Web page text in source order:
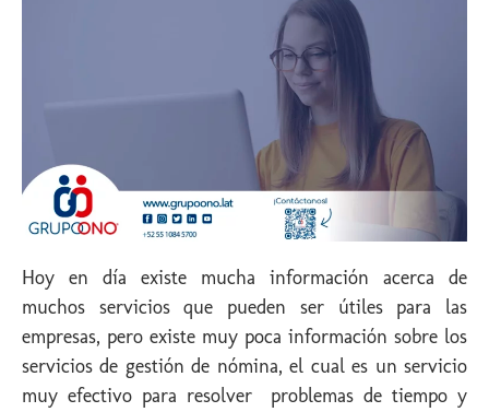
Hoy en día existe mucha información acerca de
muchos servicios que pueden ser útiles para las
empresas, pero existe muy poca información sobre los
servicios de gestión de nómina, el cual es un servicio
muy efectivo para resolver problemas de tiempo y